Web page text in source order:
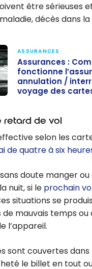
être sérieuses
décès dans
ASSURANCES
Assurances :
fonctionne
annulation /
voyage des
retard de vol
selon les
de quatre à six
doute manger
nuit, si le prochain
situations se
mauvais temps ou
l’appareil.
sont couvertes dans
le billet en tout